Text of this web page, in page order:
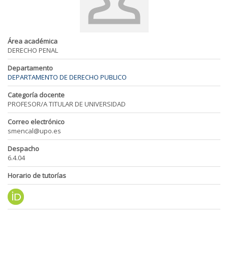
Área académica
DERECHO PENAL
Departamento
DEPARTAMENTO DE DERECHO PUBLICO
Categoría docente
PROFESOR/A TITULAR DE UNIVERSIDAD
Correo electrónico
smencal@upo.es
Despacho
6.4.04
Horario de tutorías